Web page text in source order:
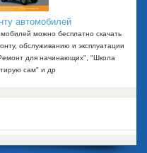
автомобилей
можно бесплатно скачать
обслуживанию и эксплуатации
для начинающих", "Школа
сам" и др